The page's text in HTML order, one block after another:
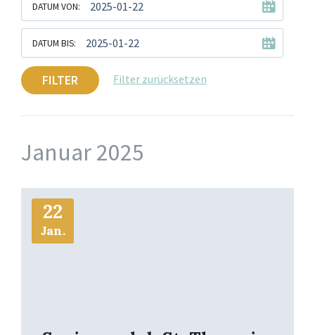
DATUM VON:
DATUM BIS:
FILTER Filter zurücksetzen
Januar 2025
22
Jan.
Mehr